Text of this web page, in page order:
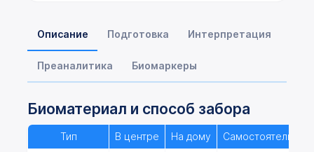
Описание Подготовка Интерпретация
Преаналитика Биомаркеры
Биоматериал и способ забора
Тип В центре На дому Самостоятельно